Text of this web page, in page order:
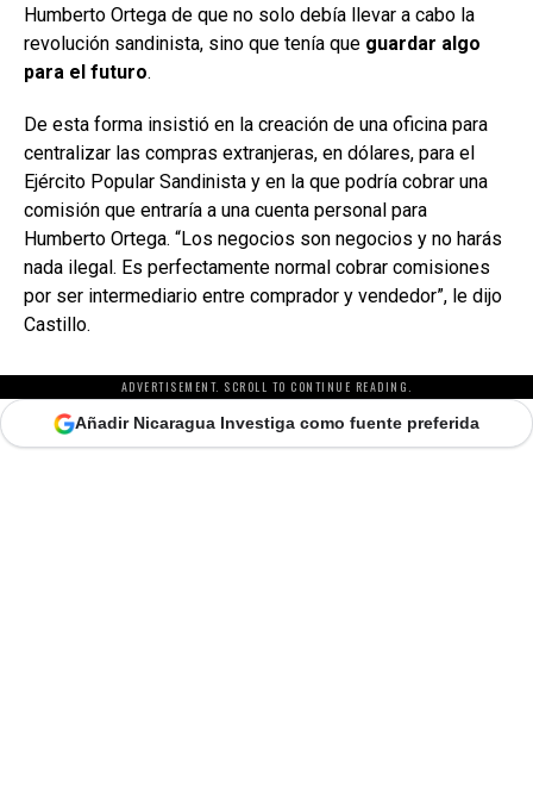
Humberto Ortega de que no solo debía llevar a cabo la
revolución sandinista, sino que tenía que guardar algo
para el futuro.
De esta forma insistió en la creación de una oficina para
centralizar las compras extranjeras, en dólares, para el
Ejército Popular Sandinista y en la que podría cobrar una
comisión que entraría a una cuenta personal para
Humberto Ortega. “Los negocios son negocios y no harás
nada ilegal. Es perfectamente normal cobrar comisiones
por ser intermediario entre comprador y vendedor”, le dijo
Castillo.
ADVERTISEMENT. SCROLL TO CONTINUE READING.
Añadir Nicaragua Investiga como fuente preferida